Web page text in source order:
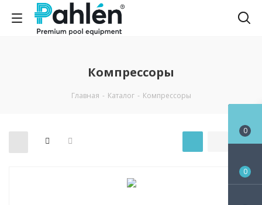
Компрессоры
Главная - Каталог - Компрессоры
0
0